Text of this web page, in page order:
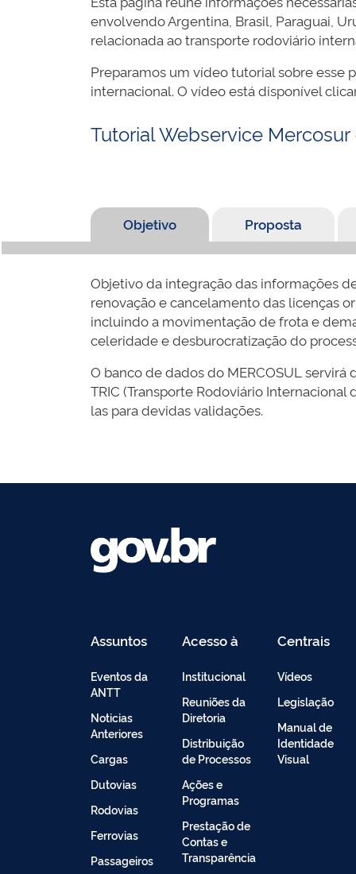
envolvendo Argentina, Brasil, Paraguai,
relacionada ao transporte rodoviário
Preparamos um vídeo tutorial sobre esse
internacional. O vídeo está disponível
Tutorial Webservice
Objetivo Proposta
Objetivo da integração das informações
renovação e cancelamento das licenças
incluindo a movimentação de frota e
celeridade e desburocratização do
O banco de dados do MERCOSUL
TRIC (Transporte Rodoviário Internacional
las para devidas validações.
Assuntos
Eventos da
ANTT
Noticias
Anteriores
Cargas
Dutovias
Rodovias
Ferrovias
Passageiros
Acesso à
Institucional
Reuniões da
Diretoria
Distribuição
de Processos
Ações e
Programas
Prestação de
Contas e
Transparência
Centrais
Vídeos
Legislação
Manual de
Identidade
Visual